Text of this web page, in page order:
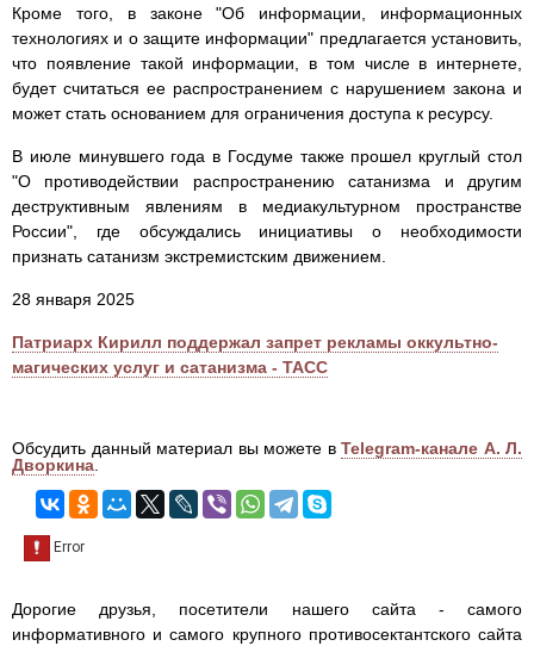
Кроме того, в законе "Об информации, информационных
технологиях и о защите информации" предлагается установить,
что появление такой информации, в том числе в интернете,
будет считаться ее распространением с нарушением закона и
может стать основанием для ограничения доступа к ресурсу.
В июле минувшего года в Госдуме также прошел круглый стол
"О противодействии распространению сатанизма и другим
деструктивным явлениям в медиакультурном пространстве
России", где обсуждались инициативы о необходимости
признать сатанизм экстремистским движением.
28 января 2025
Патриарх Кирилл поддержал запрет рекламы оккультно-
магических услуг и сатанизма - ТАСС
Обсудить данный материал вы можете в Telegram-канале А. Л.
Дворкина.
Дорогие друзья, посетители нашего сайта - самого
информативного и самого крупного противосектантского сайта